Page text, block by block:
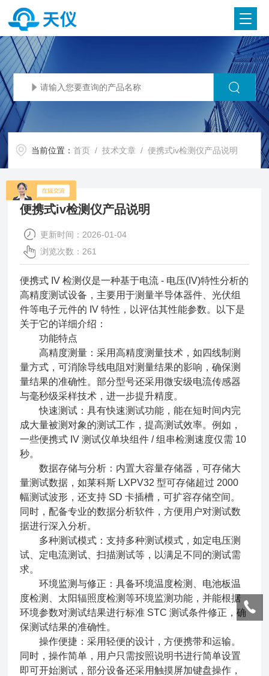
当前位置：首页 /技术文章 / 便携式iv检测仪产品说明
便携式iv检测仪产品说明
更新时间：2026-01-04
浏览次数：261
便携式 IV 检测仪是一种基于电流 - 电压(IV)特性分析的
高精度测试设备，主要用于测量半导体器件、光伏组
件等电子元件的 IV 特性，以评估其性能参数。以下是
关于它的详细介绍：
功能特点
高精度测量：采用高精度测量技术，如四线制测
量方式，可消除导线电阻对测量结果的影响，确保测
量结果的准确性。部分型号还采用微安级电流传感器
与毫秒级采样技术，进一步提升精度。
快速测试：具有快速测试功能，能在短时间内完
成大量被测对象的测试工作，提高测试效率。例如，
一些便携式 IV 测试仪单块组件 / 组串检测速度仅需 10
秒。
数据存储与分析：内置大容量存储器，可存储大
量测试数据，如莱科斯 LXPV32 型可存储超过 2000
幅测试波形，还支持 SD 卡插槽，可扩容存储空间。
同时，配备专业的数据分析软件，方便用户对测试数
据进行深入分析。
多种测试模式：支持多种测试模式，如定电压测
试、定电流测试、扫描测试等，以满足不同的测试需
求。
环境监测与修正：具备环境温度检测、电池板温
度检测、太阳辐照度检测等环境监测功能，并能根据
环境参数对测试结果进行标准 STC 测试条件修正，确
保测试结果的准确性。
操作便捷：采用轻便的设计，方便携带和运输。
同时，操作简单，用户只需按照说明书进行简单设置
即可开始测试，部分设备还采用触摸屏加键盘操作，